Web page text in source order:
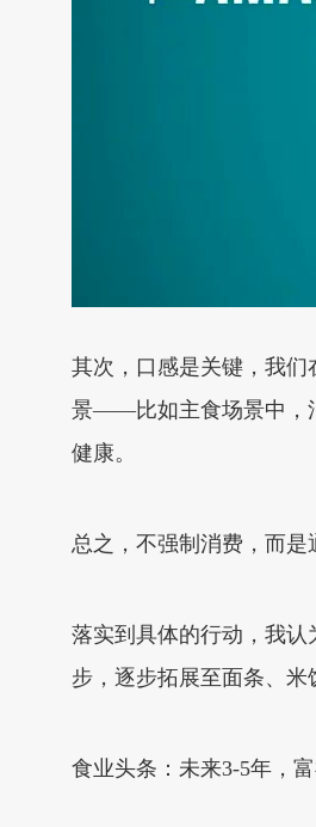
其次，口感是关键，我
景——比如主食场景中，
健康。
总之，不强制消费，而
落实到具体的行动，我
步，逐步拓展至面条、
食业头条：未来3-5年，